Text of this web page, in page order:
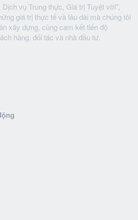
vụ Trung thực, Giá trị Tuyệt vời",
giá trị thực tế và lâu dài mà chúng tôi
xây dựng, cùng cam kết tiến độ
hàng, đối tác và nhà đầu tư.